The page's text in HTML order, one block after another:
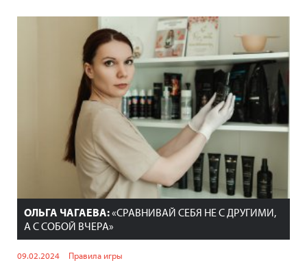
ОЛЬГА ЧАГАЕВА:«СРАВНИВАЙ СЕБЯ НЕ С ДРУГИМИ,
А С СОБОЙ ВЧЕРА»
09.02.2024 Правила игры